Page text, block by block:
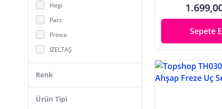
Basınçlı Yıkama Makinesi
Bisiklet Pompası
Budama Makası
Hegi
Pars
Princo
İZELTAŞ
Jotun
Kiwi
Renk
Ürün Tipi
Sepete